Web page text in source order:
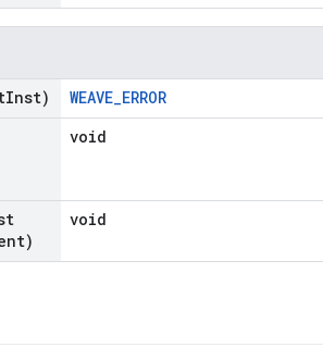
Inst)
WEAVE_ERROR
void
void